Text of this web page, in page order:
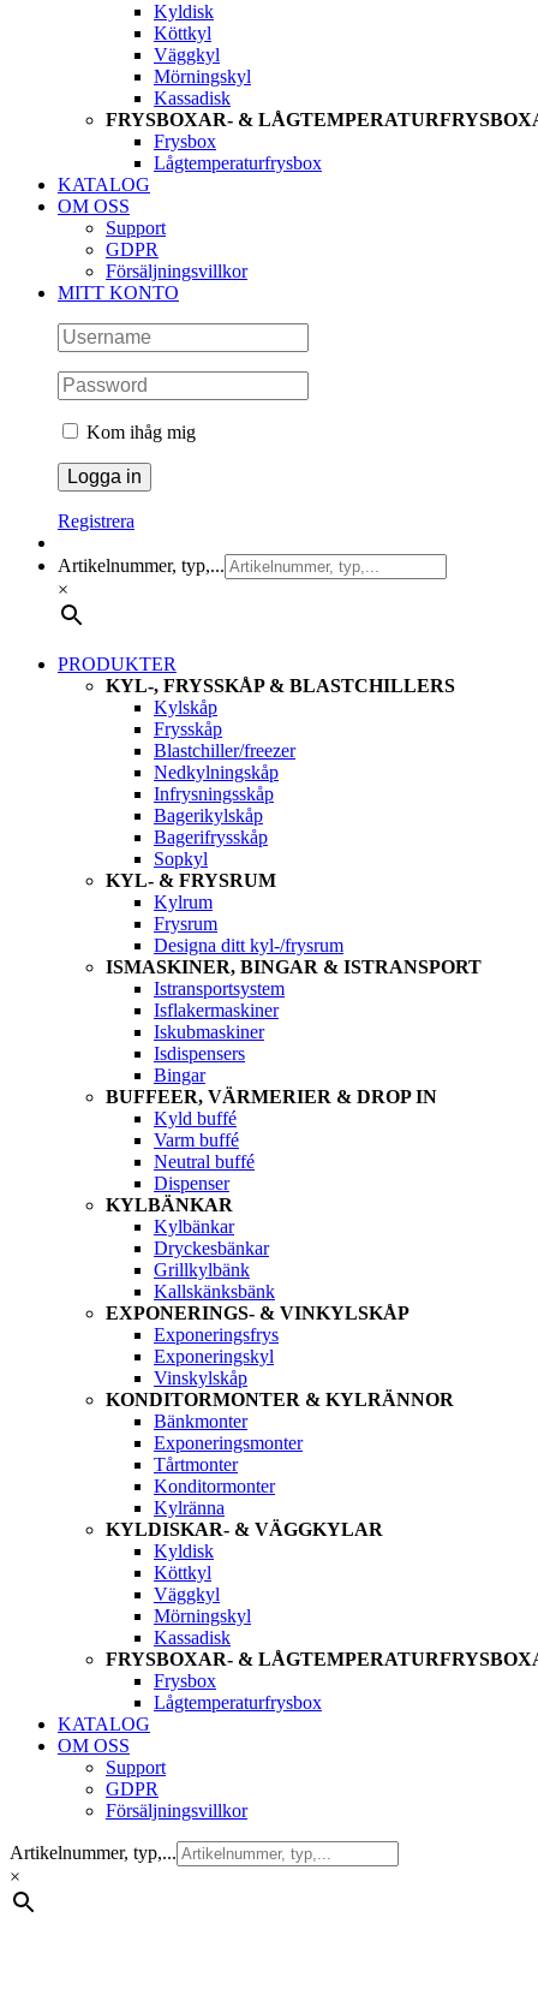
Kyldisk
Köttkyl
Väggkyl
Mörningskyl
Kassadisk
FRYSBOXAR- &
Frysbox
Lågtemperaturfrysbox
KATALOG
OM OSS
Support
GDPR
Försäljningsvillkor
MITT KONTO
Kom ihåg mig
Registrera
Artikelnummer, typ,...
×
PRODUKTER
KYL-, FRYSSKÅP & BLASTCHILLERS
Kylskåp
Frysskåp
Blastchiller/freezer
Nedkylningskåp
Infrysningsskåp
Bagerikylskåp
Bagerifrysskåp
Sopkyl
KYL- & FRYSRUM
Kylrum
Frysrum
Designa ditt kyl-/frysrum
ISMASKINER, BINGAR & ISTRANSPORT
Istransportsystem
Isflakermaskiner
Iskubmaskiner
Isdispensers
Bingar
BUFFEER, VÄRMERIER & DROP IN
Kyld buffé
Varm buffé
Neutral buffé
Dispenser
KYLBÄNKAR
Kylbänkar
Dryckesbänkar
Grillkylbänk
Kallskänksbänk
EXPONERINGS- & VINKYLSKÅP
Exponeringsfrys
Exponeringskyl
Vinskylskåp
KONDITORMONTER & KYLRÄNNOR
Bänkmonter
Exponeringsmonter
Tårtmonter
Konditormonter
Kylränna
KYLDISKAR- & VÄGGKYLAR
Kyldisk
Köttkyl
Väggkyl
Mörningskyl
Kassadisk
FRYSBOXAR- &
Frysbox
Lågtemperaturfrysbox
KATALOG
OM OSS
Support
GDPR
Försäljningsvillkor
Artikelnummer, typ,...
×